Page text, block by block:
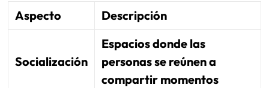
Aspecto Descripción
Socialización
Espacios donde las
personas se reúnen a
compartir momentos